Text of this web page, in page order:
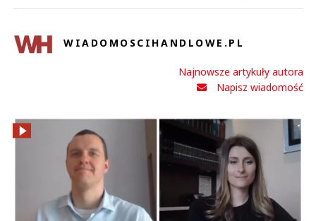
WIADOMOSCIHANDLOWE.PL
Najnowsze artykuły autora
Napisz wiadomość